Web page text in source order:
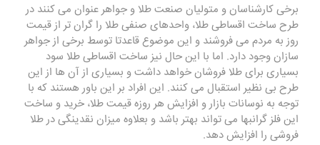
برخی کارشناسان و متولیان صنعت طلا و جواهر عنوان می کنند در
طرح ساخت اقساطی طلا، واحدهای صنفی طلا را گران تر از قیمت
روز به مردم می فروشند و این موضوع قاعدتا توسط برخی از جواهر
سازان وجود دارد. اما با این حال نیز ساخت اقساطی طلا سود
بسیاری برای طلا فروشان خواهد داشت و بسیاری از آن ها از این
طرح بی نظیر استقبال می کنند. این افراد بر این باور هستند که با
توجه به نوسانات بازار و افزایش هر روزه قیمت طلا، خرید و ساخت
این فلز گرانبها می تواند بهتر باشد و بعلاوه میزان نقدینگی در طلا
فروشی را افزایش دهد.